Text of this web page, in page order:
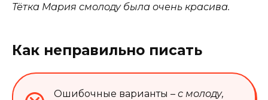
Тётка Мария смолоду была очень красива.
Как неправильно писать
Ошибочные варианты – с молоду,